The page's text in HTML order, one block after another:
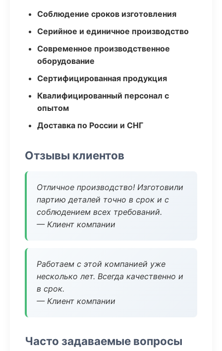
Соблюдение сроков изготовления
Серийное и единичное производство
Современное производственное
оборудование
Сертифицированная продукция
Квалифицированный персонал с
опытом
Доставка по России и СНГ
Отзывы клиентов
Отличное производство! Изготовили
партию деталей точно в срок и с
соблюдением всех требований.
— Клиент компании
Работаем с этой компанией уже
несколько лет. Всегда качественно и
в срок.
— Клиент компании
Часто задаваемые вопросы